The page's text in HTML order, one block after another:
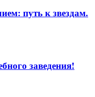
путь к звездам.
заведения!